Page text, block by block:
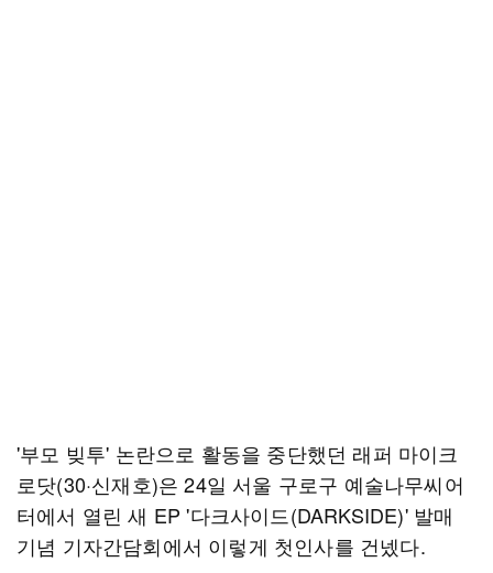
'부모 빚투' 논란으로 활동을 중단했던 래퍼 마이크
로닷(30·신재호)은 24일 서울 구로구 예술나무씨어
터에서 열린 새 EP '다크사이드(DARKSIDE)' 발매
기념 기자간담회에서 이렇게 첫인사를 건넸다.